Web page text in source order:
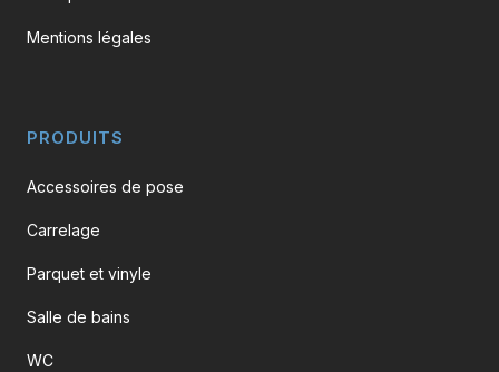
Mentions légales
PRODUITS
Accessoires de pose
Carrelage
Parquet et vinyle
Salle de bains
WC